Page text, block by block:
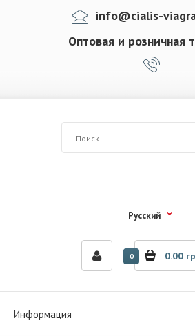
info@cialis-
Оптовая и розничная
Русский
0 0.00
Информация